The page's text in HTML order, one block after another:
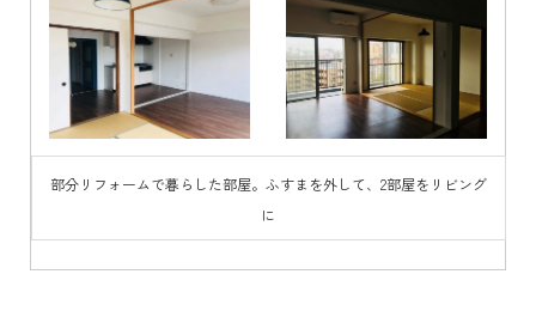
部分リフォームで暮らした部屋。ふすまを外して、2部屋をリビング
に